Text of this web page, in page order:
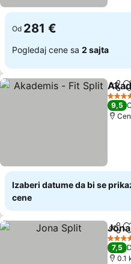
Od 281 €
Pogledaj cene sa 2 sajta
Deli
4
9,5
Izaberi datume da bi se
cene
Deli
4
7,5
0.1